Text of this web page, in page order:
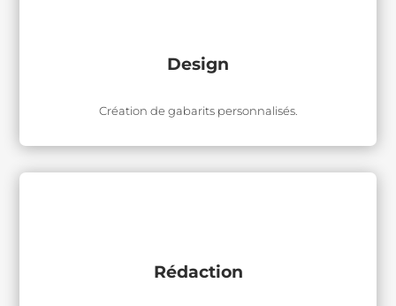
Design
Création de gabarits personnalisés.
Rédaction